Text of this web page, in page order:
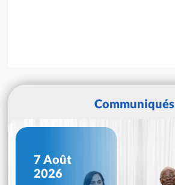
Communiqués
7 Août
2026